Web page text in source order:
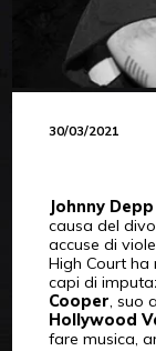
30/03/2021
Johnny Depp
causa del
accuse di
High Court
capi di
Cooper, suo
Hollywood
fare musica,